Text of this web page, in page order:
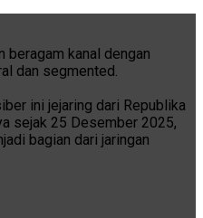
beragam kanal dengan
dan segmented.
ini jejaring dari Republika
sejak 25 Desember 2025,
bagian dari jaringan